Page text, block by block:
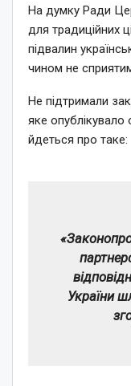
На думку Ради
для традиційних
підвалин
чином не
Не підтримали
яке опублікувало
йдеться про таке:
України